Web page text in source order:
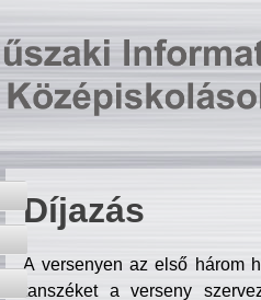
Díjazás
A versenyen az első három
tanszéket a verseny